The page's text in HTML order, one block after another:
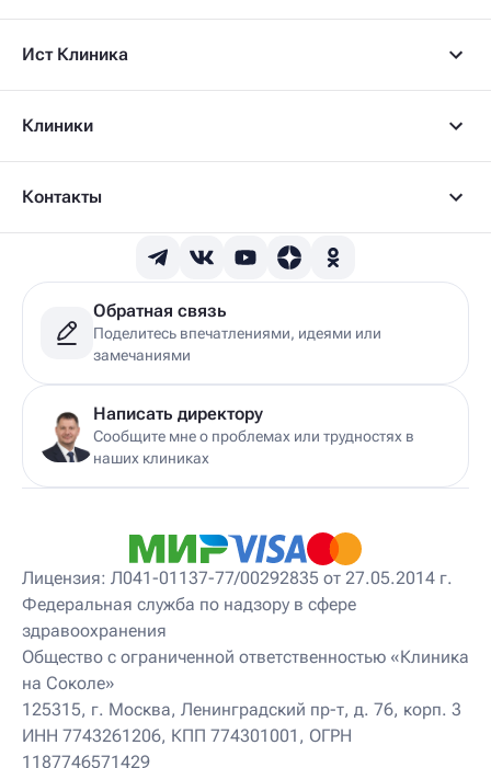
Ист Клиника
Клиники
Контакты
Обратная связь
Поделитесь впечатлениями, идеями или
замечаниями
Написать директору
Сообщите мне о проблемах или трудностях в
наших клиниках
Лицензия: Л041-01137-77/00292835 от 27.05.2014 г.
Федеральная служба по надзору в сфере
здравоохранения
Общество с ограниченной ответственностью «Клиника
на Соколе»
125315, г. Москва, Ленинградский пр-т, д. 76, корп. 3
ИНН 7743261206, КПП 774301001, ОГРН
1187746571429